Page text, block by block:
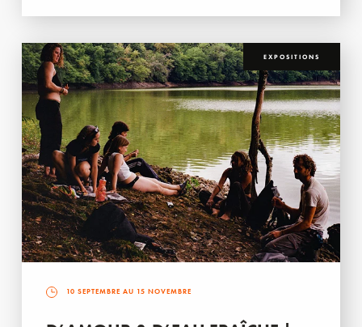
EXPOSITIONS
10 SEPTEMBRE AU 15 NOVEMBRE